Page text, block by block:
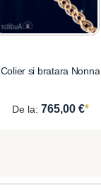
Colier si bratara Nonna
De la: 765,00 €*